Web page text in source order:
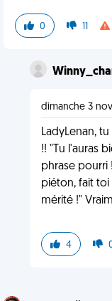
0 11
dimanche 3
LadyLenan,
!! "Tu l'auras
phrase pourri
piéton, fait toi
mérité !"
4